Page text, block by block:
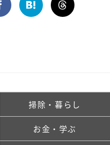
掃除・暮らし
お金・学ぶ